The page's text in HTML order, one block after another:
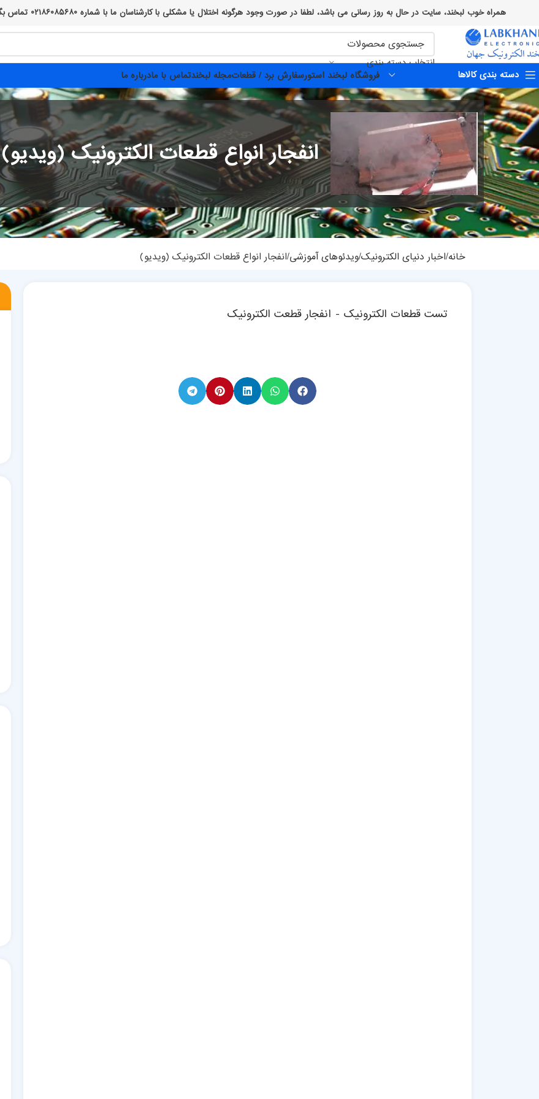
همراه خوب لبخند، سایت در حال به روز رسانی می باشد، لطفا در صورت وجود هرگونه اختلال یا مشکلی با کارشناسان ما با شماره ۰۲۱۸۶۰۸۵۶۸۰ تماس بگیرید، از صبر و همراهی شما پیشاپیش سپاسگزاریم :)
انتخاب دسته بندی
دسته بندی کالاها فروشگاه لبخند استورسفارش برد / قطعاتمجله لبخندتماس با مادرباره ما
انفجار انواع قطعات الکترونیک (ویدیو)
خانه اخبار دنیای الکترونیکویدئوهای آموزشی انفجار انواع قطعات الکترونیک (ویدیو)
تست قطعات الکترونیک - انفجار قطعت الکترونیک